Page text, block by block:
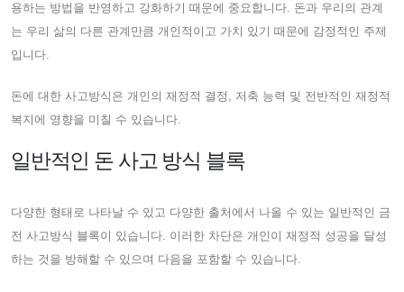
용하는 방법을 반영하고 강화하기 때문에 중요합니다. 돈과 우리의 관계
는 우리 삶의 다른 관계만큼 개인적이고 가치 있기 때문에 감정적인 주제
입니다.
돈에 대한 사고방식은 개인의 재정적 결정, 저축 능력 및 전반적인 재정적
복지에 영향을 미칠 수 있습니다.
일반적인 돈 사고 방식 블록
다양한 형태로 나타날 수 있고 다양한 출처에서 나올 수 있는 일반적인 금
전 사고방식 블록이 있습니다. 이러한 차단은 개인이 재정적 성공을 달성
하는 것을 방해할 수 있으며 다음을 포함할 수 있습니다.